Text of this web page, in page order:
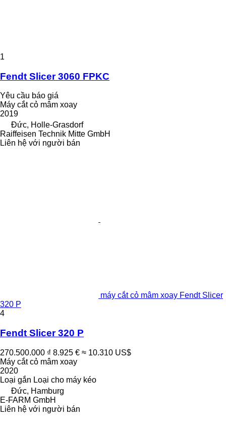
1
Fendt Slicer 3060 FPKC
Yêu cầu báo giá
Máy cắt cỏ mâm xoay
2019
Đức, Holle-Grasdorf
Raiffeisen Technik Mitte GmbH
Liên hệ với người bán
máy cắt cỏ mâm xoay Fendt Slicer
320 P
4
Fendt Slicer 320 P
270.500.000 ₫ 8.925 € ≈ 10.310 US$
Máy cắt cỏ mâm xoay
2020
Loại gắn Loại cho máy kéo
Đức, Hamburg
E-FARM GmbH
Liên hệ với người bán